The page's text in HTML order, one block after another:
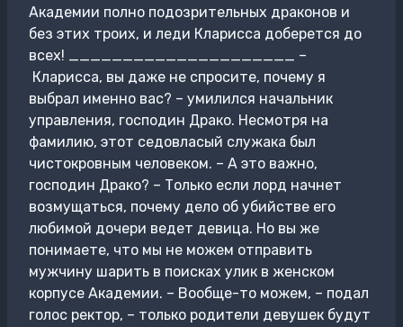
Академии полно подозрительных драконов и
без этих троих, и леди Кларисса доберется до
всех! _____________________ –
Кларисса, вы даже не спросите, почему я
выбрал именно вас? – умилился начальник
управления, господин Драко. Несмотря на
фамилию, этот седовласый служака был
чистокровным человеком. – А это важно,
господин Драко? – Только если лорд начнет
возмущаться, почему дело об убийстве его
любимой дочери ведет девица. Но вы же
понимаете, что мы не можем отправить
мужчину шарить в поисках улик в женском
корпусе Академии. – Вообще-то можем, – подал
голос ректор, – только родители девушек будут